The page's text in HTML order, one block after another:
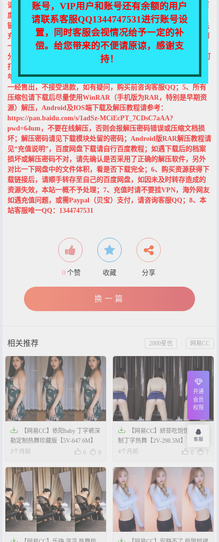
请注意以下几条：1、本站所有图包及视频均以压缩包形式存储于百
度网盘，购买前请先确认能下载百度网盘资源；提取码在打开下载
链接时自动复制，在百度网盘页面直接粘贴就好了；2、购买前请先
充值或升级VIP，充值教程请见菜单栏的“充值&解压说明”或首页第
一个帖子；3、本站VIP分包月、黄金包年及至尊包年三种形式；部
分视频或合集的免费下载需至尊包年VIP权限，包月与黄金包年则可
打折（5折、1折）购买该类合集；为防止恶意下载，包月、黄金包
年及至尊包年VIP每日下载数分别为：20、40、60；4、资源或VIP
一经售出，不接受退款，如有疑问，购买前咨询客服QQ；5、所有
压缩包请下载后尽量使用WinRAR（手机版为RAR，特别是早期资
源）解压，Android及IOS端下载及解压教程请参考：
https://pan.baidu.com/s/1adSz-MCiEcPT_7CDsC7aAA?
pwd=64um，不要在线解压，否则会报解压密码错误或压缩文档损
坏；解压密码请见下载模块处留的密码；Android版RAR解压教程请
见“充值说明”，百度网盘下载请自行百度教程；如遇下载后的档案
损坏或解压密码不对，请先确认是否采用了正确的解压软件，另外
对比一下网盘中的文件体积，看是否下载完全；6、购买资源获得下
载链接后，请顺手转存至自己的百度网盘，如因未及时转存造成的
资源失效，本站一概不予处理；7、充值时请不要挂VPN，海外网友
如遇充值问题，或需Paypal（贝宝）支付，请咨询客服QQ；8、本
站客服唯一QQ：1344747531
0 个赞 收藏 分享
换一篇
相关推荐 网易CC
2000星也

【网易CC】依阳baby 丁字裤深
勒定制热舞珍藏版【5V-647.6M】
3个月前
 0  8

【网易CC】妍菲吃饱饱 御姐定
制丁字热舞【2V-298.5M】
4个月前
 0  7
 
账号，VIP用户和账号还有余额的用户
请联系客服QQ1344747531进行账号设
置，同时客服会视情况给予一定的补
偿。给您带来的不便请原谅，感谢支
持！
开通
会员
权限
客服